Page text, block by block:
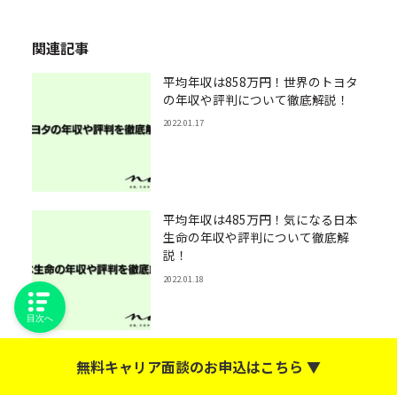
無料キャリア面談のお申込はこちら ▼
関連記事
平均年収は858万円！世界のトヨタ
の年収や評判について徹底解説！
2022.01.17
平均年収は485万円！気になる日本
生命の年収や評判について徹底解
説！
2022.01.18
平均年収は約829万円！気になる
NECの平均年収や評判について解
目次へ